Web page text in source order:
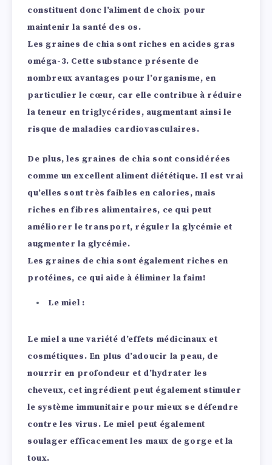
constituent donc l’aliment de choix pour
maintenir la santé des os.
Les graines de chia sont riches en acides gras
oméga-3. Cette substance présente de
nombreux avantages pour l’organisme, en
particulier le cœur, car elle contribue à réduire
la teneur en triglycérides, augmentant ainsi le
risque de maladies cardiovasculaires.
De plus, les graines de chia sont considérées
comme un excellent aliment diététique. Il est vrai
qu’elles sont très faibles en calories, mais
riches en fibres alimentaires, ce qui peut
améliorer le transport, réguler la glycémie et
augmenter la glycémie.
Les graines de chia sont également riches en
protéines, ce qui aide à éliminer la faim!
Le miel :
Le miel a une variété d’effets médicinaux et
cosmétiques. En plus d’adoucir la peau, de
nourrir en profondeur et d’hydrater les
cheveux, cet ingrédient peut également stimuler
le système immunitaire pour mieux se défendre
contre les virus. Le miel peut également
soulager efficacement les maux de gorge et la
toux.